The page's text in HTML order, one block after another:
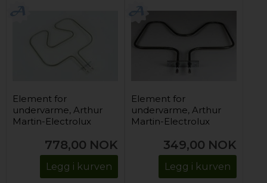
Element for
undervarme, Arthur
Martin-Electrolux
778,00 NOK
Legg i kurven
Element for
undervarme, Arthur
Martin-Electrolux
230V / 1000W
349,00 NOK
Legg i kurven